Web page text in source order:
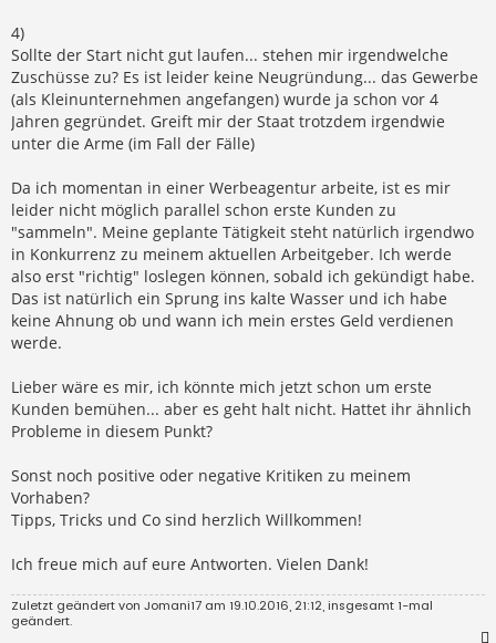
4)
Sollte der Start nicht gut laufen... stehen mir irgendwelche
Zuschüsse zu? Es ist leider keine Neugründung... das Gewerbe
(als Kleinunternehmen angefangen) wurde ja schon vor 4
Jahren gegründet. Greift mir der Staat trotzdem irgendwie
unter die Arme (im Fall der Fälle)
Da ich momentan in einer Werbeagentur arbeite, ist es mir
leider nicht möglich parallel schon erste Kunden zu
"sammeln". Meine geplante Tätigkeit steht natürlich irgendwo
in Konkurrenz zu meinem aktuellen Arbeitgeber. Ich werde
also erst "richtig" loslegen können, sobald ich gekündigt habe.
Das ist natürlich ein Sprung ins kalte Wasser und ich habe
keine Ahnung ob und wann ich mein erstes Geld verdienen
werde.
Lieber wäre es mir, ich könnte mich jetzt schon um erste
Kunden bemühen... aber es geht halt nicht. Hattet ihr ähnlich
Probleme in diesem Punkt?
Sonst noch positive oder negative Kritiken zu meinem
Vorhaben?
Tipps, Tricks und Co sind herzlich Willkommen!
Ich freue mich auf eure Antworten. Vielen Dank!
Zuletzt geändert von Jomani17 am 19.10.2016, 21:12, insgesamt 1-mal
geändert.